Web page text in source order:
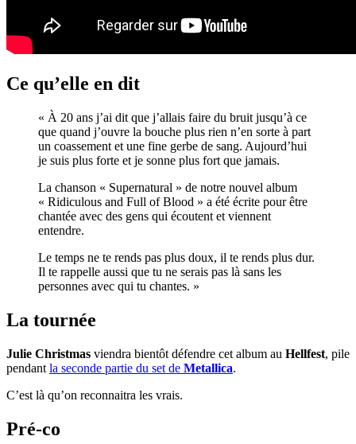
Ce qu’elle en dit
« À 20 ans j’ai dit que j’allais faire du bruit jusqu’à ce
que quand j’ouvre la bouche plus rien n’en sorte à part
un coassement et une fine gerbe de sang. Aujourd’hui
je suis plus forte et je sonne plus fort que jamais.
La chanson « Supernatural » de notre nouvel album
« Ridiculous and Full of Blood » a été écrite pour être
chantée avec des gens qui écoutent et viennent
entendre.
Le temps ne te rends pas plus doux, il te rends plus dur.
Il te rappelle aussi que tu ne serais pas là sans les
personnes avec qui tu chantes. »
La tournée
Julie Christmas viendra bientôt défendre cet album au Hellfest, pile
pendant la seconde partie du set de Metallica.
C’est là qu’on reconnaitra les vrais.
Pré-co